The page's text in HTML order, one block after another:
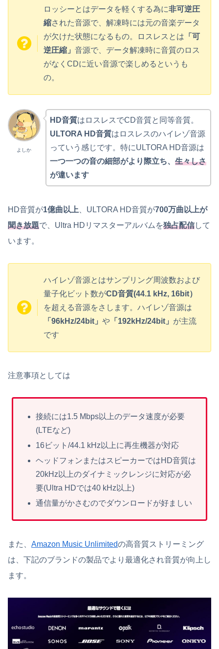
ロッシーとはデータを軽くする為に非可逆圧
縮された音源で、解凍時には元の音楽データ
が欠けた状態になるもの。ロスレスとは 「 可
逆圧縮」 音源で、データ解凍時に音質のロス
がなくCDに近い音源で楽しめるというも
の。
よしか
HD音質はロスレスでCD音質と同等音質。
ULTORA HD音質はロスレスのハイレゾ音源
っていう感じです。特にULTORA HD音源は
一つ一つの音の細部がより際立ち、 生々しさ
が違います
HD音質が1億曲以上 、ULTORA HD音質が700万曲以上が
聞き放題で、Ultra HDリマスターアルバムを独占配信して
います。
ハイレゾ音源とはサンプリング周波数および
量子化ビット数がCD音質(44.1 kHz, 16bit）
を超える音源をさします。ハイレゾ音源は
「96kHz/24bit」 や 「192kHz/24bit」 が主流
です
注意事項としては
接続には1.5 Mbps以上のデータ速度が必要
(LTEなど)
16ビット/44.1 kHz以上に再生機器が対応
ヘッドフォンまたはスピーカーではHD音質は
20kHz以上のダイナミックレンジに対応が必
要(Ultra HDでは40 kHz以上)
通信量がかさむのでダウンロードが好ましい
また、 Amazon Music Unlimitedの高音質ストリーミング
は、下記のブランドの製品でより最適化され音質が向上し
ます。